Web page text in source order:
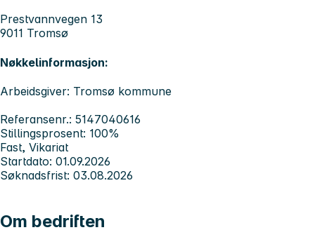
Prestvannvegen 13
9011 Tromsø
Nøkkelinformasjon:
Arbeidsgiver: Tromsø kommune
Referansenr.: 5147040616
Stillingsprosent: 100%
Fast, Vikariat
Startdato: 01.09.2026
Søknadsfrist: 03.08.2026
Om bedriften